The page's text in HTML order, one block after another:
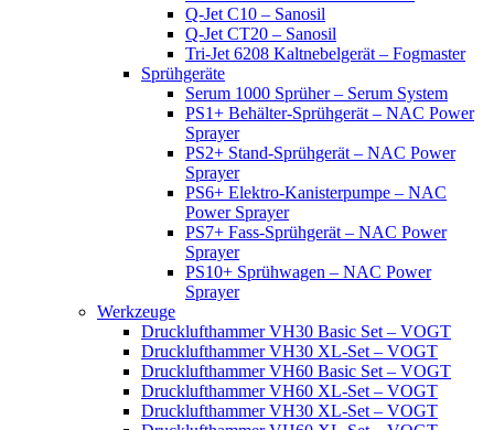
Q-Jet C10 – Sanosil
Q-Jet CT20 – Sanosil
Tri-Jet 6208 Kaltnebelgerät – Fogmaster
Sprühgeräte
Serum 1000 Sprüher – Serum System
PS1+ Behälter-Sprühgerät – NAC Power
Sprayer
PS2+ Stand-Sprühgerät – NAC Power
Sprayer
PS6+ Elektro-Kanisterpumpe – NAC
Power Sprayer
PS7+ Fass-Sprühgerät – NAC Power
Sprayer
PS10+ Sprühwagen – NAC Power
Sprayer
Werkzeuge
Drucklufthammer VH30 Basic Set – VOGT
Drucklufthammer VH30 XL-Set – VOGT
Drucklufthammer VH60 Basic Set – VOGT
Drucklufthammer VH60 XL-Set – VOGT
Drucklufthammer VH30 XL-Set – VOGT